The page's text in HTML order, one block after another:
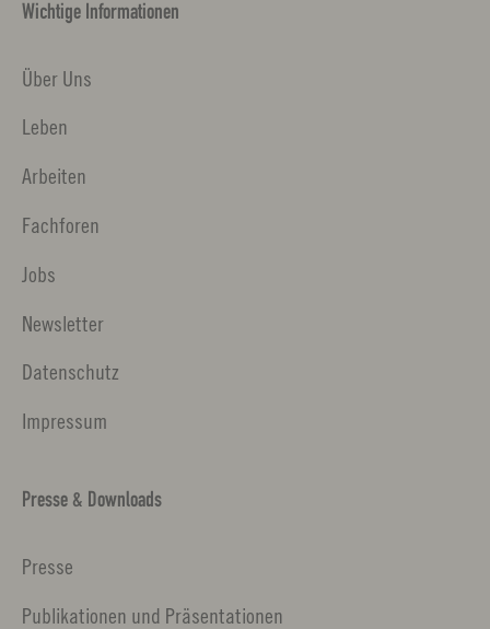
Wichtige Informationen
Über Uns
Leben
Arbeiten
Fachforen
Jobs
Newsletter
Datenschutz
Impressum
Presse & Downloads
Presse
Publikationen und Präsentationen